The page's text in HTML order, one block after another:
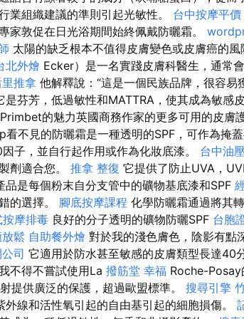
業組織建議的準則引起光敏性。 台中按摩平價
家敦促在日光浴期間始終佩戴防曬霜。
太陽的缺乏根本不值得皮膚變色或皮膚癌的
北外燴 Ecker）是一名實踐皮膚科醫生，通常
推拿 他解釋說：“這是一個民族品牌，很容易
芬芳，低過敏性和MATTRA，使其成為敏感
的魅力英國商務作家的更多可用的皮膚
不見的防曬霜是一種透明的SPF，可作為掩
子，並自行起作用或作為化妝底漆。 台中油壓
劑適合您。 推拿 整復 它提供了防止UVA，
是每個粉末自分支管中的礦物基底漆和SPF
的選擇。 腳底按摩課程 化學防曬霜通過將其
摩排毒 良好的分子透明的礦物防曬SPF 台胞
鬆 自助餐外燴 對於我的淺色膚色，陰影有點
司 它適用於防水甚至敏感的皮膚類型長達40
不得不嘗試使用La 撥筋堂 幸福 Roche-Posay
提供廣泛的保護，超過歐盟標準。 搜尋引擎
外線和活性氧引起的自由基引起的細胞損傷。